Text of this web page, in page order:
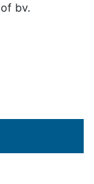
bv.